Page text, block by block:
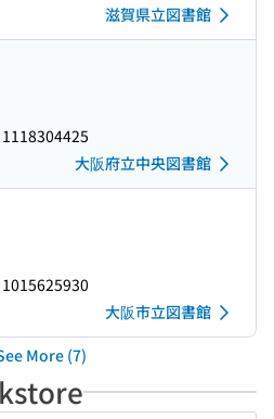
滋賀県立図書館
1118304425
大阪府立中央図書館
1015625930
大阪市立図書館
More (7)